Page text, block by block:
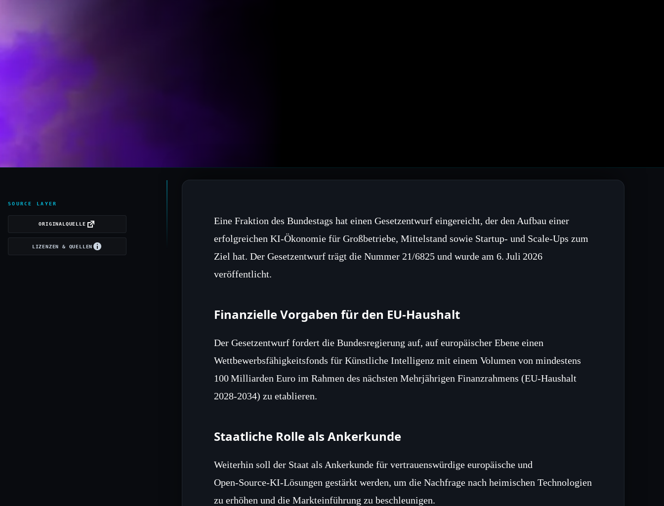
SOURCE LAYER
ORIGINALQUELLE
LIZENZEN & QUELLEN
Eine Fraktion des Bundestags hat einen Gesetzentwurf eingereicht, der den Aufbau einer
erfolgreichen KI‑Ökonomie für Großbetriebe, Mittelstand sowie Startup‑ und Scale‑Ups zum
Ziel hat. Der Gesetzentwurf trägt die Nummer 21/6825 und wurde am 6. Juli 2026
veröffentlicht.
Finanzielle Vorgaben für den EU‑Haushalt
Der Gesetzentwurf fordert die Bundesregierung auf, auf europäischer Ebene einen
Wettbewerbsfähigkeitsfonds für Künstliche Intelligenz mit einem Volumen von mindestens
100 Milliarden Euro im Rahmen des nächsten Mehrjährigen Finanzrahmens (EU‑Haushalt
2028‑2034) zu etablieren.
Staatliche Rolle als Ankerkunde
Weiterhin soll der Staat als Ankerkunde für vertrauenswürdige europäische und
Open‑Source‑KI‑Lösungen gestärkt werden, um die Nachfrage nach heimischen Technologien
zu erhöhen und die Markteinführung zu beschleunigen.